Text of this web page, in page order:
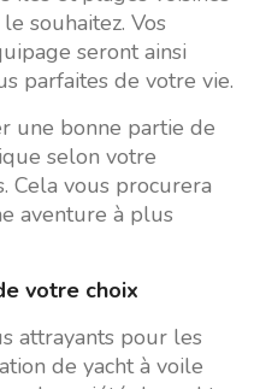
souhaitez. Vos
seront ainsi
parfaites de votre vie.
une bonne partie de
selon votre
Cela vous procurera
aventure à plus
votre choix
attrayants pour les
de yacht à voile